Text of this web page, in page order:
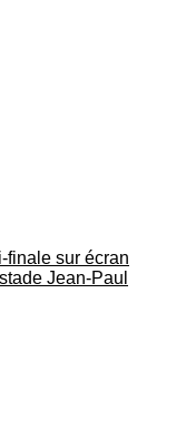
finale sur écran
Jean-Paul